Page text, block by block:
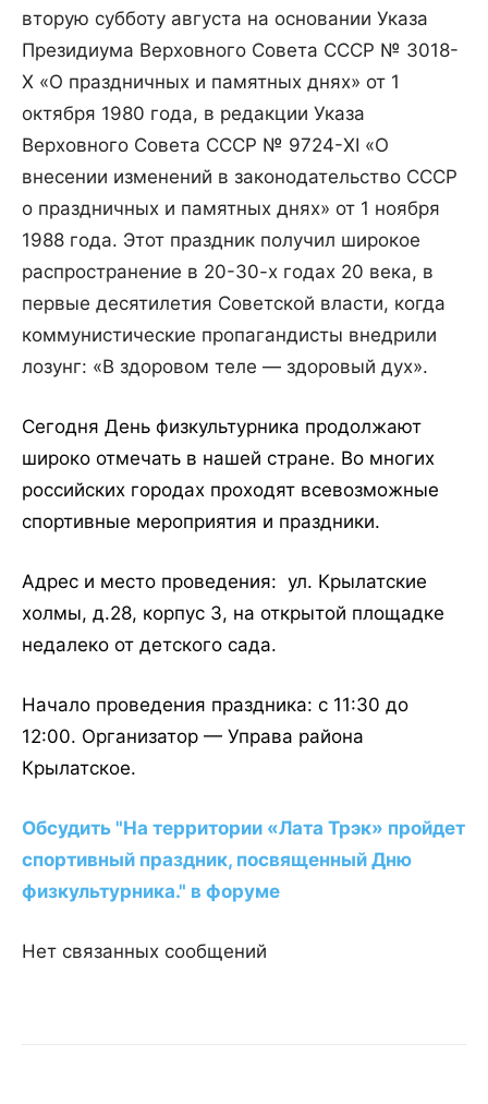
вторую субботу августа на основании Указа
Президиума Верховного Совета СССР № 3018-
Х «О праздничных и памятных днях» от 1
октября 1980 года, в редакции Указа
Верховного Совета СССР № 9724-XI «О
внесении изменений в законодательство СССР
о праздничных и памятных днях» от 1 ноября
1988 года. Этот праздник получил широкое
распространение в 20-30-х годах 20 века, в
первые десятилетия Советской власти, когда
коммунистические пропагандисты внедрили
лозунг: «В здоровом теле — здоровый дух».
Сегодня День физкультурника продолжают
широко отмечать в нашей стране. Во многих
российских городах проходят всевозможные
спортивные мероприятия и праздники.
Адрес и место проведения: ул. Крылатские
холмы, д.28, корпус 3, на открытой площадке
недалеко от детского сада.
Начало проведения праздника: с 11:30 до
12:00. Организатор — Управа района
Крылатское.
Обсудить "На территории «Лата Трэк» пройдет
спортивный праздник, посвященный Дню
физкультурника." в форуме
Нет связанных сообщений